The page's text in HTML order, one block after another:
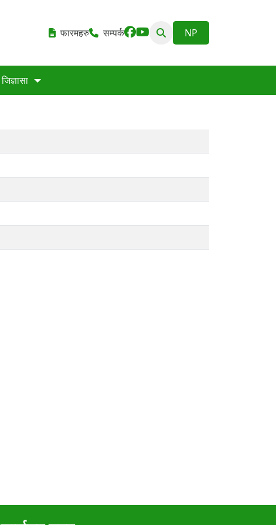
फारमहरु सम्पर्क
जिज्ञासा